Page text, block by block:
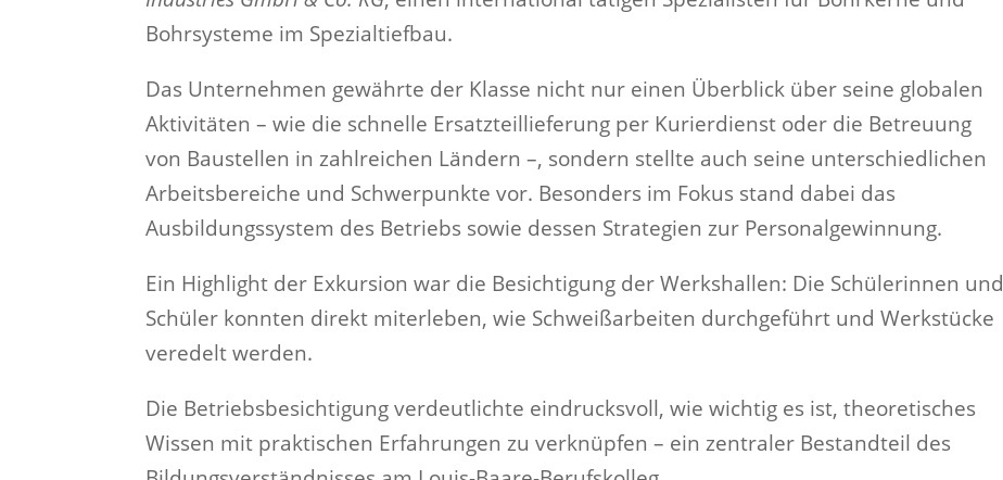
Bohrsysteme im Spezialtiefbau.
Das Unternehmen gewährte der Klasse nicht nur einen Überblick über seine globalen
Aktivitäten – wie die schnelle Ersatzteillieferung per Kurierdienst oder die Betreuung
von Baustellen in zahlreichen Ländern –, sondern stellte auch seine unterschiedlichen
Arbeitsbereiche und Schwerpunkte vor. Besonders im Fokus stand dabei das
Ausbildungssystem des Betriebs sowie dessen Strategien zur Personalgewinnung.
Ein Highlight der Exkursion war die Besichtigung der Werkshallen: Die Schülerinnen und
Schüler konnten direkt miterleben, wie Schweißarbeiten durchgeführt und Werkstücke
veredelt werden.
Die Betriebsbesichtigung verdeutlichte eindrucksvoll, wie wichtig es ist, theoretisches
Wissen mit praktischen Erfahrungen zu verknüpfen – ein zentraler Bestandteil des